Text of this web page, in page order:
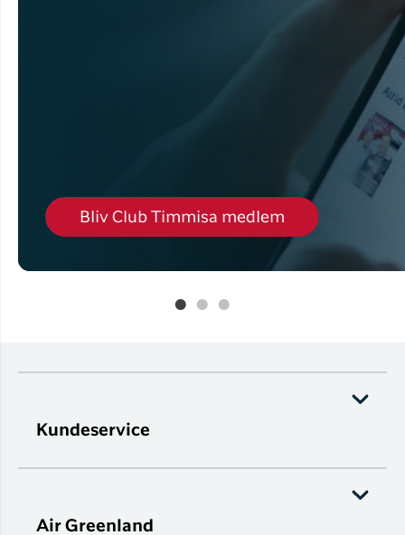
Bliv Club Timmisa medlem
Kundeservice
Air Greenland